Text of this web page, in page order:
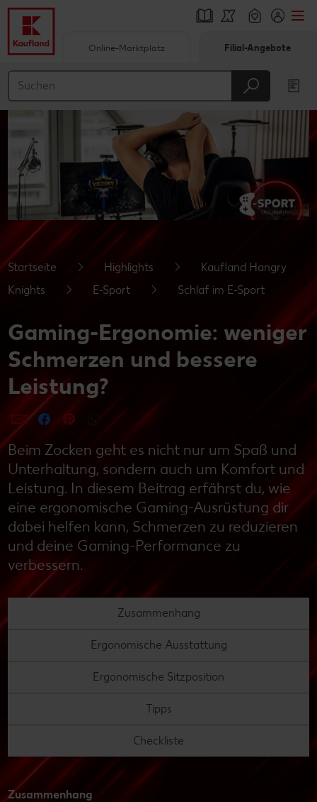
Hauptinhalt
Schwebender Seitenbereich
Online-Marktplatz Filial-Angebote
Startseite Highlights
Kaufland Hangry
Knights
E-Sport Schlaf im E-Sport
Gaming-Ergonomie: weniger
Schmerzen und bessere
Leistung?
per E-Mail teilen
per Facebook teilen
per Pinterest teilen
per WhatsApp teilen
Beim Zocken geht es nicht nur um Spaß und
Unterhaltung, sondern auch um Komfort und
Leistung. In diesem Beitrag erfährst du, wie
eine ergonomische Gaming-Ausrüstung dir
dabei helfen kann, Schmerzen zu reduzieren
und deine Gaming-Performance zu
verbessern.
Zusammenhang
Ergonomische Ausstattung
Ergonomische Sitzposition
Tipps
Checkliste
Zusammenhang